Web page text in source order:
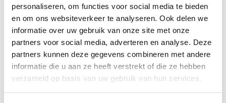
personaliseren, om functies voor social media te bieden
en om ons websiteverkeer te analyseren. Ook delen we
informatie over uw gebruik van onze site met onze
partners voor social media, adverteren en analyse. Deze
partners kunnen deze gegevens combineren met andere
informatie die u aan ze heeft verstrekt of die ze hebben
verzameld op basis van uw gebruik van hun services.
Voorinschr
Beloningen
Stempel